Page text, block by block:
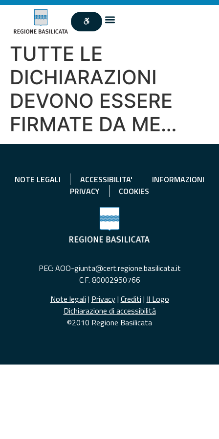
TUTTE LE
DICHIARAZIONI
DEVONO ESSERE
FIRMATE DA ME…
NOTE LEGALI ACCESSIBILITA'
INFORMAZIONI
PRIVACY
COOKIES
PEC: AOO-giunta@cert.regione.basilicata.it
C.F. 80002950766
Note legali | Privacy| Crediti | Il Logo
Dichiarazione di accessibilità
©2010 Regione Basilicata